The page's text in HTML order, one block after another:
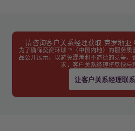
请咨询客户关系经理获取 克罗地亚
为了确保奕资环球 ™（中国内地）的服务质
品公开展示，以避免混淆和不道德的竞争
求，客户关系经理将尽快与
让客户关系经理联